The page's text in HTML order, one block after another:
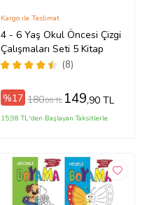
4 - 6 Yaş Okul Öncesi Çizgi
Çalışmaları Seti 5 Kitap
(8)
Kargo ile Teslimat
%17 180,00 TL 149,90 TL
15,98 TL'den Başlayan Taksitlerle